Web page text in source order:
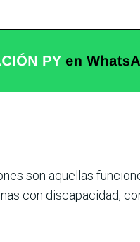
son aquellas
con discapacidad,